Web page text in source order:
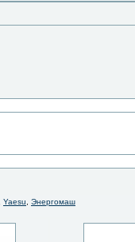
Yaesu Энергомаш